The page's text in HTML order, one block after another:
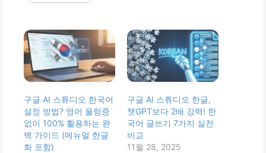
구글 AI 스튜디오 한국어
설정 방법? 영어 울렁증
없이 100% 활용하는 완
벽 가이드 (메뉴얼 한글
화 포함)
구글 AI 스튜디오 한글,
챗GPT보다 2배 강력! 한
국어 글쓰기 7가지 실전
비교
11월 28, 2025